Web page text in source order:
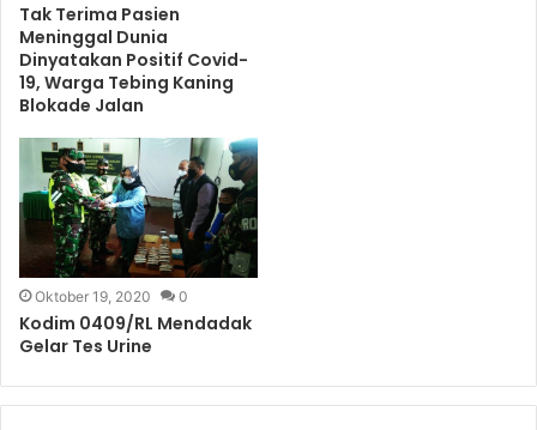
Tak Terima Pasien
Meninggal Dunia
Dinyatakan Positif Covid-
19, Warga Tebing Kaning
Blokade Jalan
Oktober 19, 2020 0
Kodim 0409/RL Mendadak
Gelar Tes Urine